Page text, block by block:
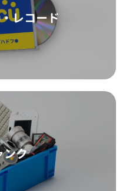
レコード
ンク